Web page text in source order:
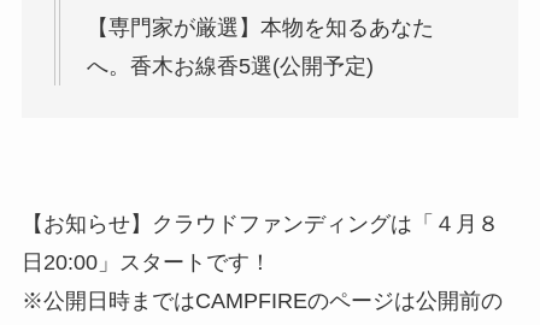
【専門家が厳選】本物を知るあなた
へ。香木お線香5選(公開予定)
【お知らせ】クラウドファンディングは「４月８
日20:00」スタートです！
※公開日時まではCAMPFIREのページは公開前の